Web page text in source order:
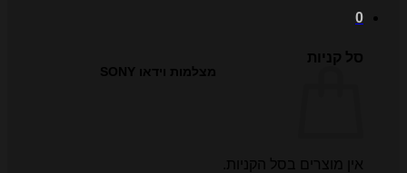
קניות
מוצרים בסל הקניות.
מצלמות וידאו SONY